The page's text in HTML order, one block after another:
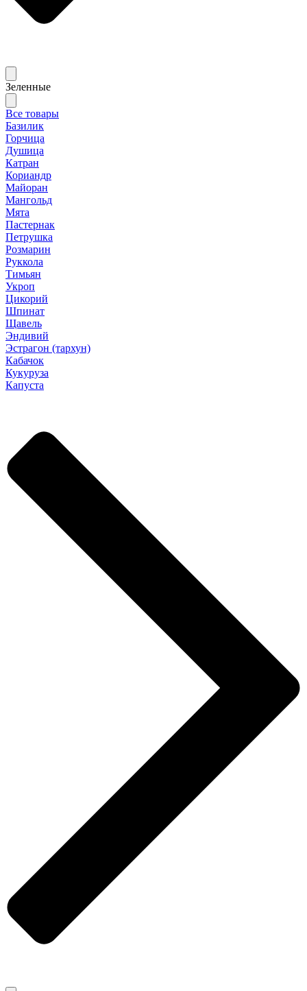
Зеленные
Все товары
Базилик
Горчица
Душица
Катран
Кориандр
Майоран
Мангольд
Мята
Пастернак
Петрушка
Розмарин
Руккола
Тимьян
Укроп
Цикорий
Шпинат
Щавель
Эндивий
Эстрагон (тархун)
Кабачок
Кукуруза
Капуста